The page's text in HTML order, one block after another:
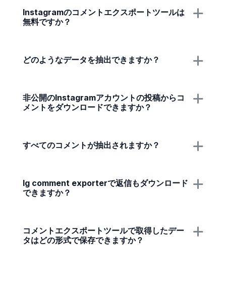
Instagramのコメントエクスポートツールは
無料ですか？
どのようなデータを抽出できますか？
非公開のInstagramアカウントの投稿からコ
メントをダウンロードできますか？
すべてのコメントが抽出されますか？
Ig comment exporterで返信もダウンロード
できますか？
コメントエクスポートツールで取得したデー
タはどの形式で保存できますか？